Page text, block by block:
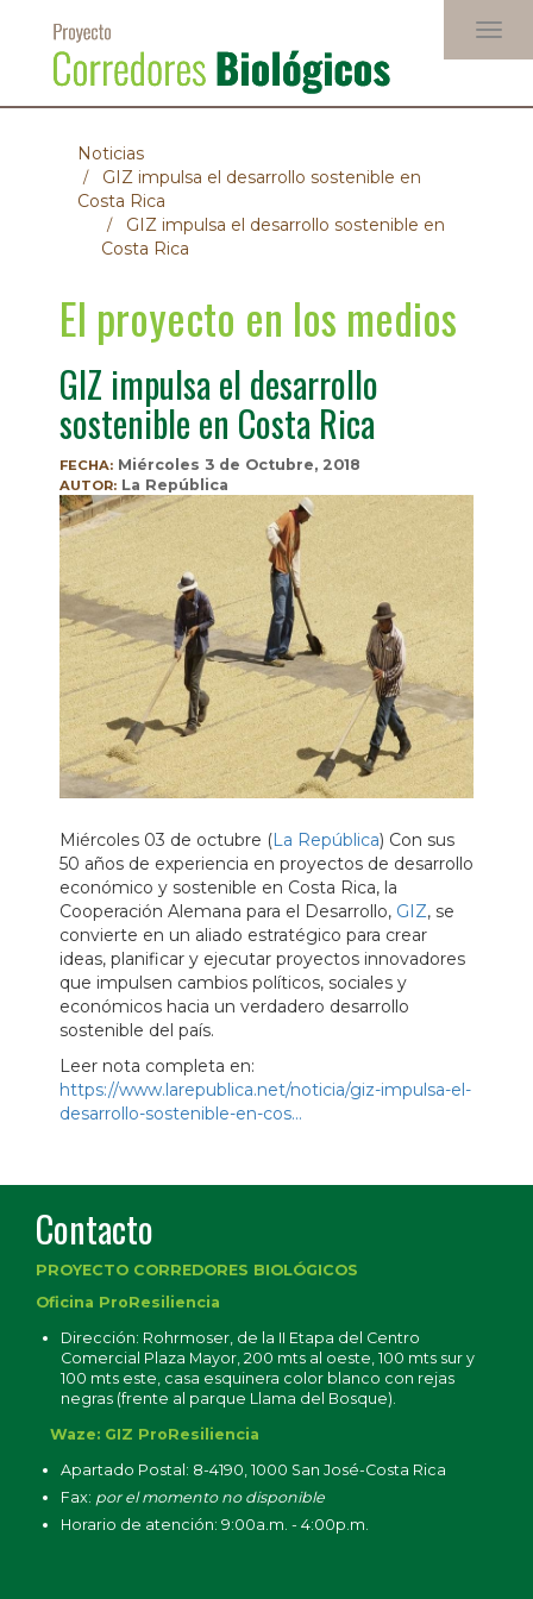
contenido
principal
Noticias
GIZ impulsa el desarrollo sostenible en
Costa Rica
GIZ impulsa el desarrollo sostenible en
Costa Rica
El proyecto en los medios
GIZ impulsa el desarrollo
sostenible en Costa Rica
FECHA: Miércoles 3 de Octubre, 2018
AUTOR: La República
Miércoles 03 de octubre (La República) Con sus
50 años de experiencia en proyectos de desarrollo
económico y sostenible en Costa Rica, la
Cooperación Alemana para el Desarrollo, GIZ, se
convierte en un aliado estratégico para crear
ideas, planificar y ejecutar proyectos innovadores
que impulsen cambios políticos, sociales y
económicos hacia un verdadero desarrollo
sostenible del país.
Leer nota completa en:
https://www.larepublica.net/noticia/giz-impulsa-el-
desarrollo-sostenible-en-cos…
Contacto
PROYECTO CORREDORES BIOLÓGICOS
Oficina ProResiliencia
Dirección: Rohrmoser, de la II Etapa del Centro
Comercial Plaza Mayor, 200 mts al oeste, 100 mts sur y
100 mts este, casa esquinera color blanco con rejas
negras (frente al parque Llama del Bosque).
Waze: GIZ ProResiliencia
Apartado Postal: 8-4190, 1000 San José-Costa Rica
Fax: por el momento no disponible
Horario de atención: 9:00a.m. - 4:00p.m.